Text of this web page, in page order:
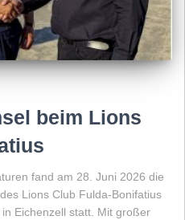
beim Lions
fand am 28. Juni 2026 die
Lions Club Fulda-Bonifatius
Eichenzell statt. Mit großer